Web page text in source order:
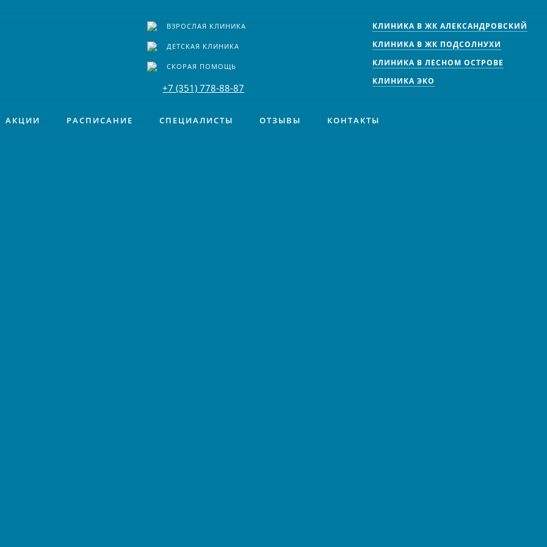
ВЗРОСЛАЯ КЛИНИКА
ДЕТСКАЯ КЛИНИКА
СКОРАЯ ПОМОЩЬ
+7 (351) 778-88-87
КЛИНИКА В ЖК АЛЕКСАНДРОВСКИЙ
КЛИНИКА В ЖК ПОДСОЛНУХИ
КЛИНИКА В ЛЕСНОМ ОСТРОВЕ
КЛИНИКА ЭКО
АКЦИИ РАСПИСАНИЕ СПЕЦИАЛИСТЫ ОТЗЫВЫ КОНТАКТЫ